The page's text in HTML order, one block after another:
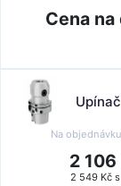
Cena
Na
2 106
2 549 Kč s